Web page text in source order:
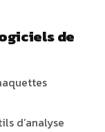
de
d’analyse